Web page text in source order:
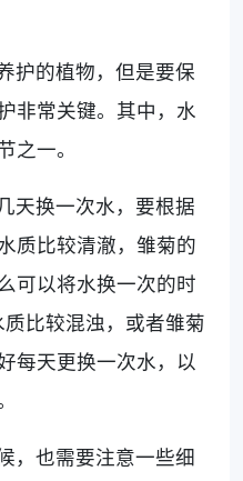
护的植物，但是要保
非常关键。其中，水
之一。
天换一次水，要根据
质比较清澈，雏菊的
可以将水换一次的时
比较混浊，或者雏菊
每天更换一次水，以
，也需要注意一些细